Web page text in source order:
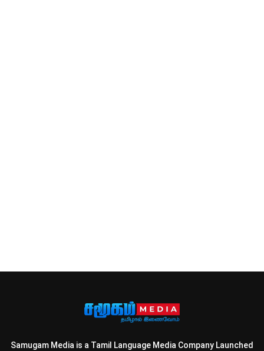
Samugam Media is a Tamil Language Media Company Launched